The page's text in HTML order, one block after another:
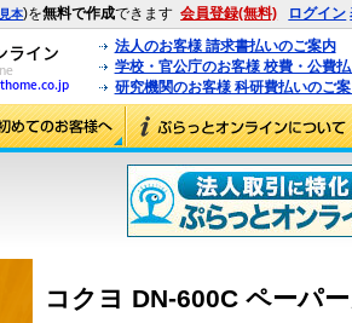
見本)を無料で作成できます 会員登録(無料) ログイン
法人のお客様 請求書払いのご案内
学校・官公庁のお客様 校費・公費
研究機関のお客様 科研費払いのご
コクヨ DN-600C ペーパ